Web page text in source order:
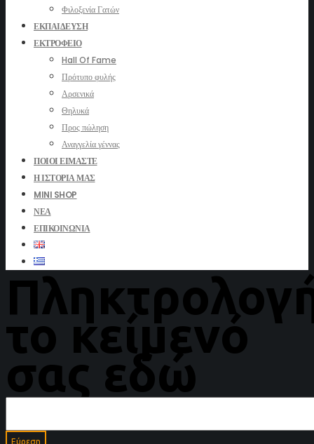
Φιλοξενία Γατών
ΕΚΠΑΊΔΕΥΣΗ
ΕΚΤΡΟΦΕΊΟ
Hall Of Fame
Πρότυπο φυλής
Αρσενικά
Θηλυκά
Προς πώληση
Αναγγελία γέννας
ΠΟΙΟΙ ΕΊΜΑΣΤΕ
Η ΙΣΤΟΡΊΑ ΜΑΣ
MINI SHOP
ΝΈΑ
ΕΠΙΚΟΙΝΩΝΊΑ
το κείμενό
σας εδώ